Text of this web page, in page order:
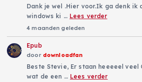
Dank je wel .Hier voor.Ik ga denk ik
windows ki … Lees verder
4 maanden geleden
Epub
door downloadfan
Beste Stevie, Er staan heeeeel veel
wat de een … Lees verder